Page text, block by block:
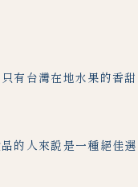
台灣在地水果的香甜
的人來說是一種絕佳